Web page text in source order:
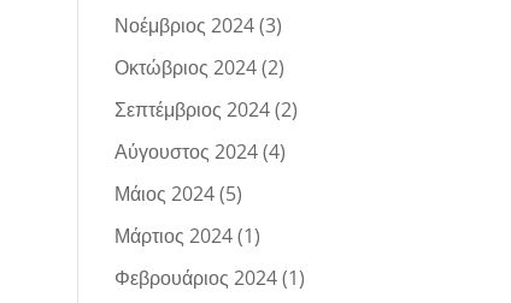
Νοέμβριος 2024(3)
Οκτώβριος 2024(2)
Σεπτέμβριος 2024(2)
Αύγουστος 2024(4)
Μάιος 2024(5)
Μάρτιος 2024(1)
Φεβρουάριος 2024(1)